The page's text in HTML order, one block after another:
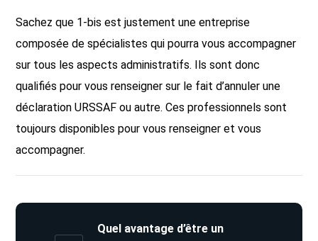
Sachez que 1-bis est justement une entreprise
composée de spécialistes qui pourra vous accompagner
sur tous les aspects administratifs. Ils sont donc
qualifiés pour vous renseigner sur le fait d’annuler une
déclaration URSSAF ou autre. Ces professionnels sont
toujours disponibles pour vous renseigner et vous
accompagner.
Quel avantage d’être un